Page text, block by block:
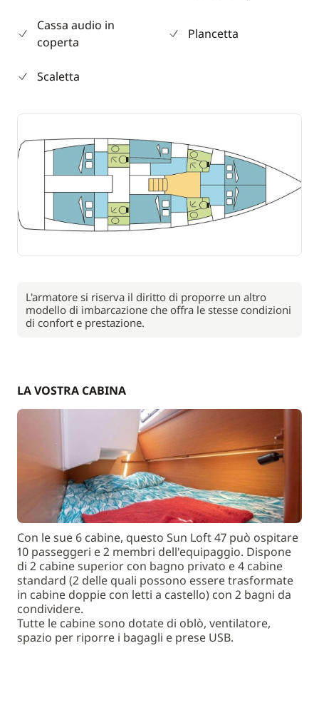
Cassa audio in
coperta
Plancetta
Scaletta
L'armatore si riserva il diritto di proporre un altro
modello di imbarcazione che offra le stesse condizioni
di confort e prestazione.
LA VOSTRA CABINA
Con le sue 6 cabine, questo Sun Loft 47 può ospitare
10 passeggeri e 2 membri dell'equipaggio. Dispone
di 2 cabine superior con bagno privato e 4 cabine
standard (2 delle quali possono essere trasformate
in cabine doppie con letti a castello) con 2 bagni da
condividere.
Tutte le cabine sono dotate di oblò, ventilatore,
spazio per riporre i bagagli e prese USB.